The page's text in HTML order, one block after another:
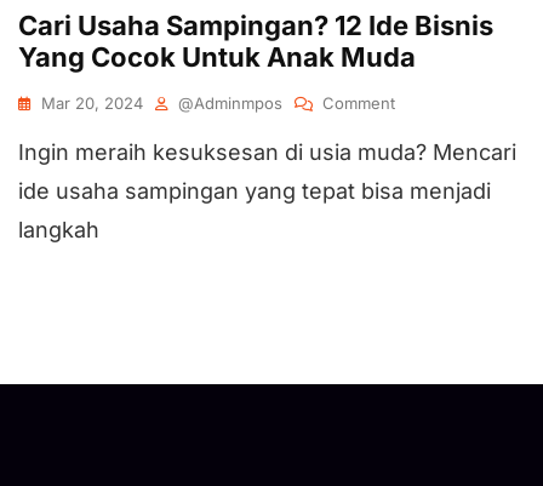
Cari Usaha Sampingan? 12 Ide Bisnis
Yang Cocok Untuk Anak Muda
Mar 20, 2024 @adminmpos Comment
Ingin meraih kesuksesan di usia muda? Mencari
ide usaha sampingan yang tepat bisa menjadi
langkah